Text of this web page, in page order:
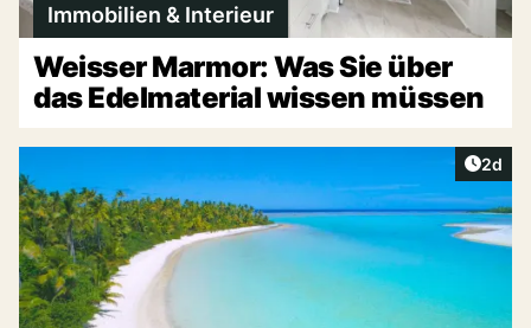
Immobilien & Interieur
Weisser Marmor: Was Sie über
das Edelmaterial wissen müssen
2d